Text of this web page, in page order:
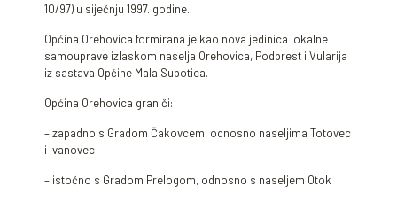
10/97) u siječnju 1997. godine.
Općina Orehovica formirana je kao nova jedinica lokalne
samouprave izlaskom naselja Orehovica, Podbrest i Vularija
iz sastava Općine Mala Subotica.
Općina Orehovica graniči:
– zapadno s Gradom Čakovcem, odnosno naseljima Totovec
i Ivanovec
– istočno s Gradom Prelogom, odnosno s naseljem Otok